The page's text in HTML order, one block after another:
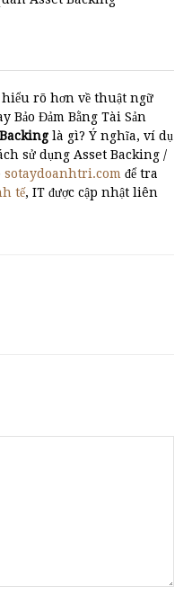
rõ hơn về thuật ngữ
Bảo Đảm Bằng Tài Sản
là gì? Ý nghĩa, ví dụ
sử dụng Asset Backing /
sotaydoanhtri.com để tra
tế, IT được cập nhật liên